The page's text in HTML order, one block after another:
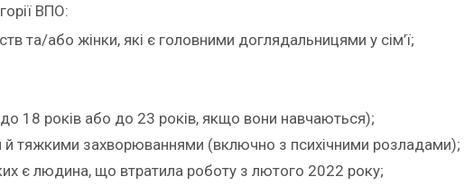
ВПО:
та/або жінки, які є головними доглядальницями у сім’ї;
18 років або до 23 років, якщо вони навчаються);
тяжкими захворюваннями (включно з психічними розладами);
є людина, що втратила роботу з лютого 2022 року;